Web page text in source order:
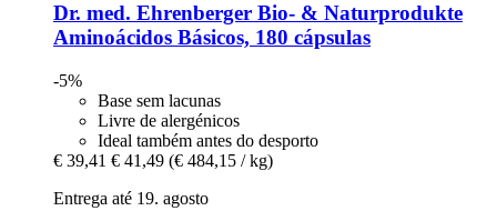
Dr. med. Ehrenberger Bio- & Naturprodukte
Aminoácidos Básicos, 180 cápsulas
-5%
Base sem lacunas
Livre de alergénicos
Ideal também antes do desporto
€ 39,41 € 41,49 (€ 484,15 / kg)
Entrega até 19. agosto